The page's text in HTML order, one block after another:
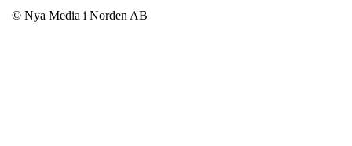
© Nya Media i Norden AB